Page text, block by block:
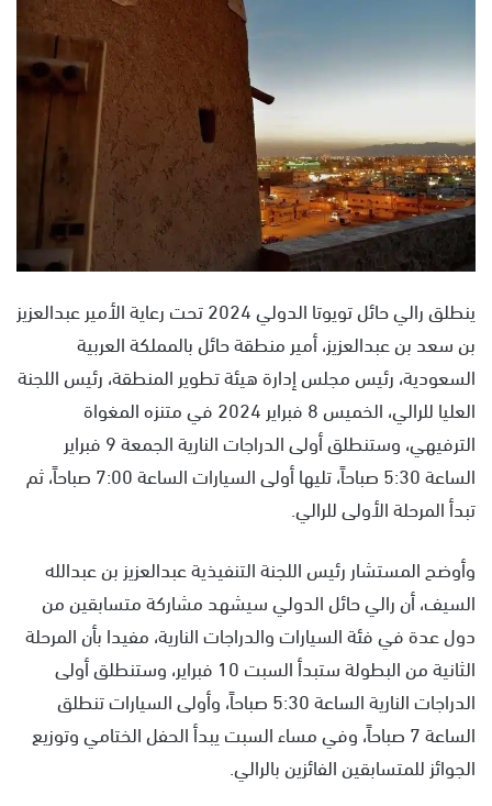
ي
ا
إ
ل
ك
ت
ر
ن
ي
ا
ينطلق رالي حائل تويوتا الدولي 2024 تحت رعاية الأمير عبدالعزيز
بن سعد بن عبدالعزيز، أمير منطقة حائل بالمملكة العربية
السعودية، رئيس مجلس إدارة هيئة تطوير المنطقة، رئيس اللجنة
العليا للرالي، الخميس 8 فبراير 2024 في متنزه المغواة
الترفيهي، وستنطلق أولى الدراجات النارية الجمعة 9 فبراير
الساعة 5:30 صباحاً، تليها أولى السيارات الساعة 7:00 صباحاً، ثم
تبدأ المرحلة الأولى للرالي.
وأوضح المستشار رئيس اللجنة التنفيذية عبدالعزيز بن عبدالله
السيف، أن رالي حائل الدولي سيشهد مشاركة متسابقين من
دول عدة في فئة السيارات والدراجات النارية، مفيدا بأن المرحلة
الثانية من البطولة ستبدأ السبت 10 فبراير، وستنطلق أولى
الدراجات النارية الساعة 5:30 صباحاً، وأولى السيارات تنطلق
الساعة 7 صباحاً، وفي مساء السبت يبدأ الحفل الختامي وتوزيع
الجوائز للمتسابقين الفائزين بالرالي.